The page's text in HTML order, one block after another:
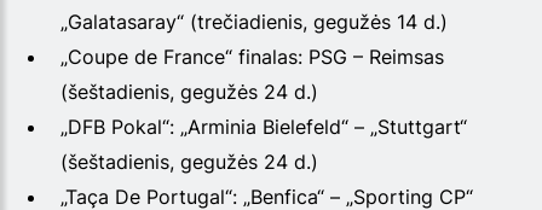
„Galatasaray“ (trečiadienis, gegužės 14 d.)
„Coupe de France“ finalas: PSG – Reimsas
(šeštadienis, gegužės 24 d.)
„DFB Pokal“: „Arminia Bielefeld“ – „Stuttgart“
(šeštadienis, gegužės 24 d.)
„Taça De Portugal“: „Benfica“ – „Sporting CP“